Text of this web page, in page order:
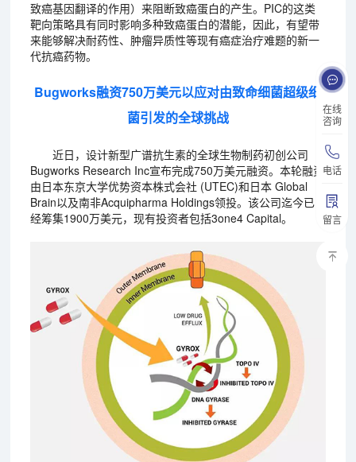
在线
咨询
电话
留言
致癌基因翻译的作用）来阻断致癌蛋白的产生。PIC的这类
靶向策略具有同时影响多种致癌蛋白的潜能，因此，有望带
来能够解决耐药性、肿瘤异质性等现有癌症治疗难题的新一
代抗癌药物。
Bugworks融资750万美元以应对由致命细菌超级细
菌引发的全球挑战
近日，设计新型广谱抗生素的全球生物制药初创公司
Bugworks Research Inc宣布完成750万美元融资。本轮融资
由日本东京大学优势资本株式会社 (UTEC)和日本 Global
Brain以及南非Acquipharma Holdings领投。该公司迄今已
经筹集1900万美元，现有投资者包括3one4 Capital。